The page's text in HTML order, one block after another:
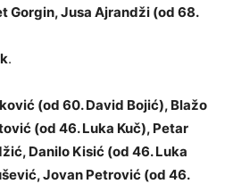
Gorgin, Jusa Ajrandži (od 68.
.
(od 60. David Bojić), Blažo
(od 46. Luka Kuč), Petar
Danilo Kisić (od 46. Luka
Jovan Petrović (od 46.